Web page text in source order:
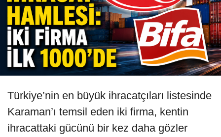
Türkiye’nin en büyük ihracatçıları listesinde
Karaman’ı temsil eden iki firma, kentin
ihracattaki gücünü bir kez daha gözler